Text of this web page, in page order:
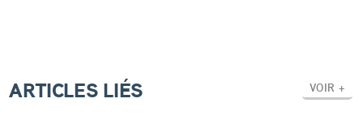
l
ARTICLES LIÉS VOIR +